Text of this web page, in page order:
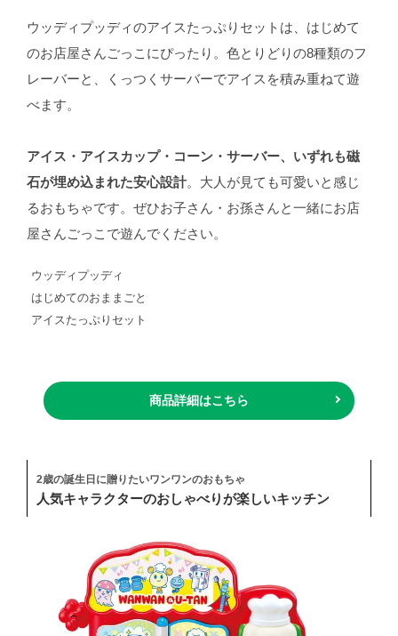
ウッディプッディのアイスたっぷりセットは、はじめて
のお店屋さんごっこにぴったり。色とりどりの8種類のフ
レーバーと、くっつくサーバーでアイスを積み重ねて遊
べます。
アイス・アイスカップ・コーン・サーバー、いずれも磁
石が埋め込まれた安心設計。大人が見ても可愛いと感じ
るおもちゃです。ぜひお子さん・お孫さんと一緒にお店
屋さんごっこで遊んでください。
ウッディプッディ
はじめてのおままごと
アイスたっぷりセット
商品詳細はこちら
2歳の誕生日に贈りたいワンワンのおもちゃ
人気キャラクターのおしゃべりが楽しいキッチン